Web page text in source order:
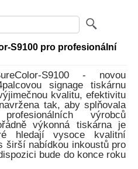
S9100 pro profesionální
S9100 - novou
signage tiskárnu
kvalitu, efektivitu
tak, aby splňovala
výrobců
výkonná tiskárna je
hledají vysoce kvalitní
širší nabídkou inkoustů pro
bude do konce roku